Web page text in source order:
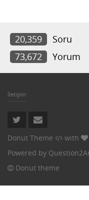
20,359 Soru
73,672
Yorum
İletişim
Donut Theme with
Powered by
Donut theme